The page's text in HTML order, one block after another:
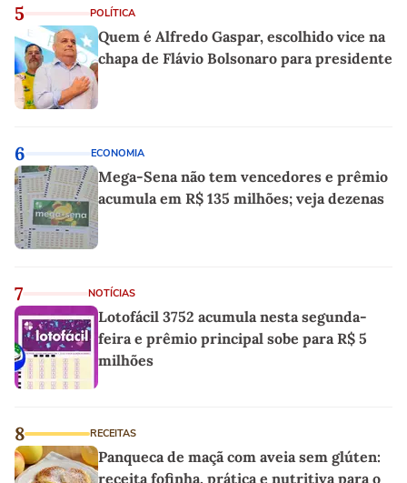
5 POLÍTICA
Quem é Alfredo Gaspar, escolhido vice na
chapa de Flávio Bolsonaro para presidente
6 ECONOMIA
Mega-Sena não tem vencedores e prêmio
acumula em R$ 135 milhões; veja dezenas
7 NOTÍCIAS
Lotofácil 3752 acumula nesta segunda-
feira e prêmio principal sobe para R$ 5
milhões
8 RECEITAS
Panqueca de maçã com aveia sem glúten:
receita fofinha, prática e nutritiva para o